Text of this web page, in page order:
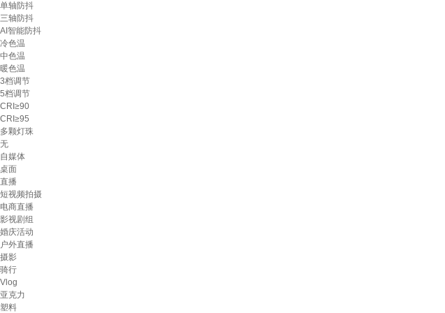
单轴防抖
三轴防抖
AI智能防抖
冷色温
中色温
暖色温
3档调节
5档调节
CRI≥90
CRI≥95
多颗灯珠
无
自媒体
桌面
直播
短视频拍摄
电商直播
影视剧组
婚庆活动
户外直播
摄影
骑行
Vlog
亚克力
塑料